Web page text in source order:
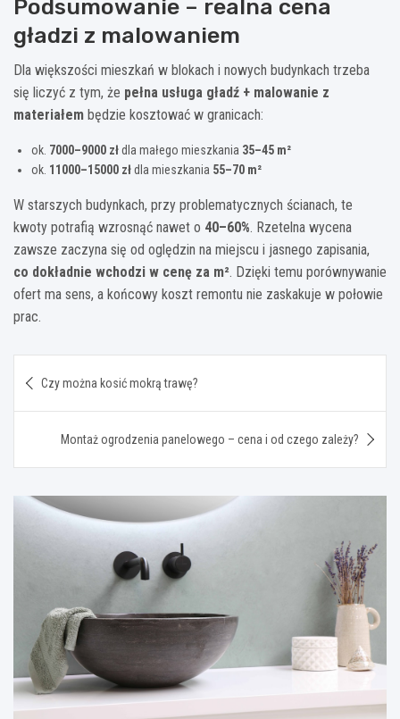
Podsumowanie – realna cena
gładzi z malowaniem
Dla większości mieszkań w blokach i nowych budynkach trzeba
się liczyć z tym, że pełna usługa gładź + malowanie z
materiałem będzie kosztować w granicach:
ok. 7000–9000 złdla małego mieszkania 35–45 m²
ok. 11000–15000 złdla mieszkania 55–70 m²
W starszych budynkach, przy problematycznych ścianach, te
kwoty potrafią wzrosnąć nawet o 40–60%. Rzetelna wycena
zawsze zaczyna się od oględzin na miejscu i jasnego zapisania,
co dokładnie wchodzi w cenę za m². Dzięki temu porównywanie
ofert ma sens, a końcowy koszt remontu nie zaskakuje w połowie
prac.
wpisu
Czy można kosić mokrą trawę?
Montaż ogrodzenia panelowego – cena i od czego zależy?